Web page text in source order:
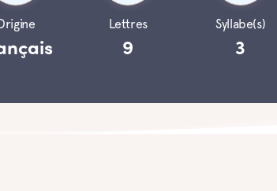
Lettres
9
Syllabe(s)
3